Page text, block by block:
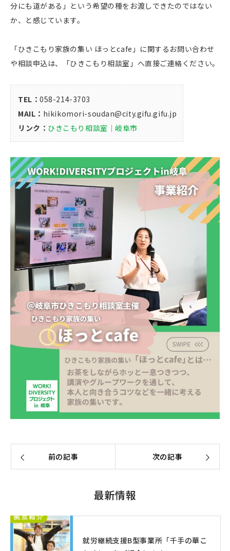
分にも道がある」という希望の種をお渡しできたのではない
か、と感じています。
「ひきこもり家族の集い ほっとcafe」に関するお問い合わせ
や相談申込は、「ひきこもり相談室」へ直接ご連絡ください。
TEL：058-214-3703
MAIL： hikikomori-soudan@city.gifu.gifu.jp
リンク： ひきこもり相談室｜岐阜市
前の記事 次の記事
最新情報
就労継続支援B型事業所「千手の華こ